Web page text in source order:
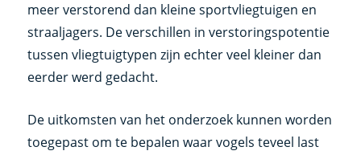
meer verstorend dan kleine sportvliegtuigen en
straaljagers. De verschillen in verstoringspotentie
tussen vliegtuigtypen zijn echter veel kleiner dan
eerder werd gedacht.
De uitkomsten van het onderzoek kunnen worden
toegepast om te bepalen waar vogels teveel last